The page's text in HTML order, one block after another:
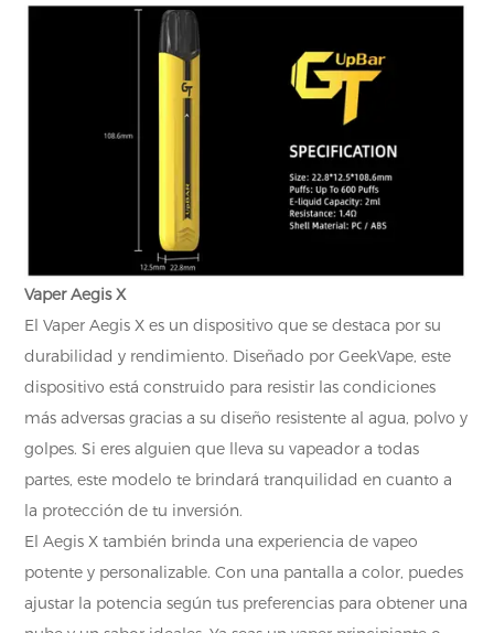
Vaper Aegis X
El Vaper Aegis X es un dispositivo que se destaca por su
durabilidad y rendimiento. Diseñado por GeekVape, este
dispositivo está construido para resistir las condiciones
más adversas gracias a su diseño resistente al agua, polvo y
golpes. Si eres alguien que lleva su vapeador a todas
partes, este modelo te brindará tranquilidad en cuanto a
la protección de tu inversión.
El Aegis X también brinda una experiencia de vapeo
potente y personalizable. Con una pantalla a color, puedes
ajustar la potencia según tus preferencias para obtener una